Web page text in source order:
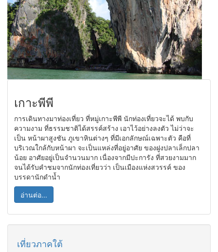
เกาะพีพี
การเดินทางมาท่องเที่ยว ที่หมู่เกาะพีพี นักท่องเที่ยวจะได้ พบกับ
ความงาม ที่ธรรมชาติได้สรรค์สร้าง เอาไว้อย่างลงตัว ไม่ว่าจะ
เป็น หน้าผาสูงชัน ภูเขาหินต่างๆ ที่มีเอกลักษณ์เฉพาะตัว คือที่
บริเวณใกล้กับหน้าผา จะเป็นแหล่งที่อยู่อาศัย ของฝูงปลาเล็กปลา
น้อย อาศัยอยู่เป็นจำนวนมาก เนื่องจากมีปะการัง ที่สวยงามมาก
จนได้รับคำชมจากนักท่องเที่ยวว่า เป็นเมืองแห่งสวรรค์ ของ
บรรดานักดำน้ำ
อ่านต่อ...
เที่ยวภาคใต้